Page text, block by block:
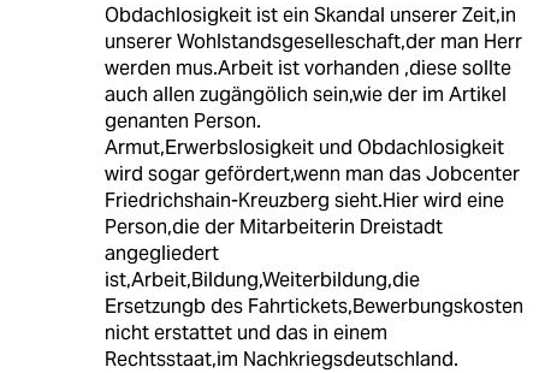
Obdachlosigkeit ist ein Skandal unserer Zeit,in
unserer Wohlstandsgeselleschaft,der man Herr
werden mus.Arbeit ist vorhanden ,diese sollte
auch allen zugängölich sein,wie der im Artikel
genanten Person.
Armut,Erwerbslosigkeit und Obdachlosigkeit
wird sogar gefördert,wenn man das Jobcenter
Friedrichshain-Kreuzberg sieht.Hier wird eine
Person,die der Mitarbeiterin Dreistadt
angegliedert
ist,Arbeit,Bildung,Weiterbildung,die
Ersetzungb des Fahrtickets,Bewerbungskosten
nicht erstattet und das in einem
Rechtsstaat,im Nachkriegsdeutschland.